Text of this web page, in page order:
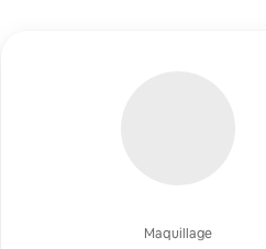
Maquillage